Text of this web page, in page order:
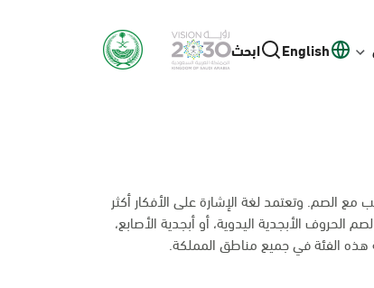
English ابحث
الصم. وتعتمد لغة الإشارة على الأفكار أكثر
الأبجدية اليدوية، أو أبجدية الأصابع،
الفئة في جميع مناطق المملكة.